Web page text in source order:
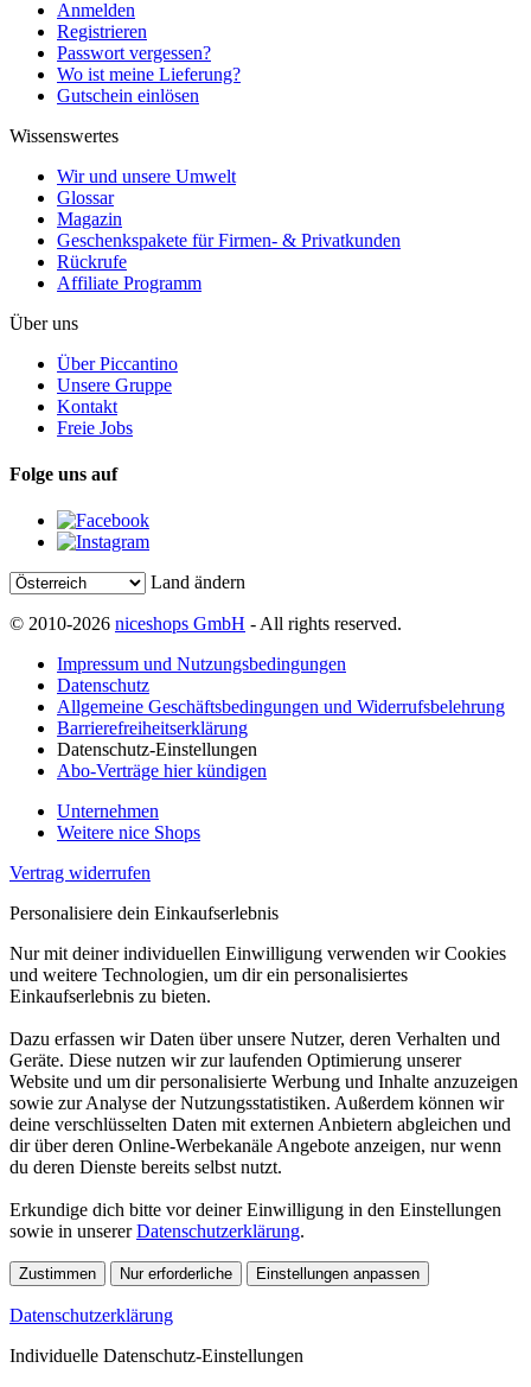
Anmelden
Registrieren
Passwort vergessen?
Wo ist meine Lieferung?
Gutschein einlösen
Wissenswertes
Wir und unsere Umwelt
Glossar
Magazin
Geschenkspakete für Firmen- & Privatkunden
Rückrufe
Affiliate Programm
Über uns
Über Piccantino
Unsere Gruppe
Kontakt
Freie Jobs
Folge uns auf
Land ändern
© 2010-2026 niceshops GmbH - All rights reserved.
Impressum und Nutzungsbedingungen
Datenschutz
Allgemeine Geschäftsbedingungen und Widerrufsbelehrung
Barrierefreiheitserklärung
Datenschutz-Einstellungen
Abo-Verträge hier kündigen
Unternehmen
Weitere nice Shops
Vertrag widerrufen
Personalisiere dein Einkaufserlebnis
Nur mit deiner individuellen Einwilligung verwenden wir Cookies
und weitere Technologien, um dir ein personalisiertes
Einkaufserlebnis zu bieten.
Dazu erfassen wir Daten über unsere Nutzer, deren Verhalten und
Geräte. Diese nutzen wir zur laufenden Optimierung unserer
Website und um dir personalisierte Werbung und Inhalte anzuzeigen
sowie zur Analyse der Nutzungsstatistiken. Außerdem können wir
deine verschlüsselten Daten mit externen Anbietern abgleichen und
dir über deren Online-Werbekanäle Angebote anzeigen, nur wenn
du deren Dienste bereits selbst nutzt.
Erkundige dich bitte vor deiner Einwilligung in den Einstellungen
sowie in unsererDatenschutzerklärung.
Zustimmen Nur erforderliche Einstellungen anpassen
Datenschutzerklärung
Individuelle Datenschutz-Einstellungen